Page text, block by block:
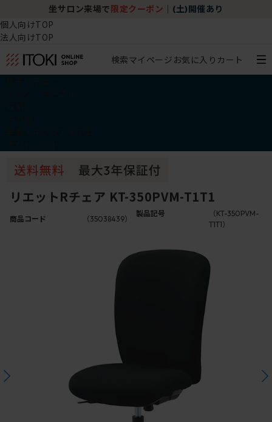
坐サロン来場で 限定クーポン (土)開催あり
個人向けTOP
法人向けTOP
検索マイページ お気に入り カート
リエットRチェア KT-350PVM-T1T1
商品コード （35038439）
製品記号
（KT-350PVM-
T1T1）